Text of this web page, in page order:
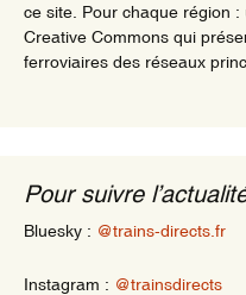
ce site. Pour chaque région
Creative Commons qui
ferroviaires des réseaux
Pour suivre
Bluesky : @trains-directs.fr
Instagram : @trainsdirects